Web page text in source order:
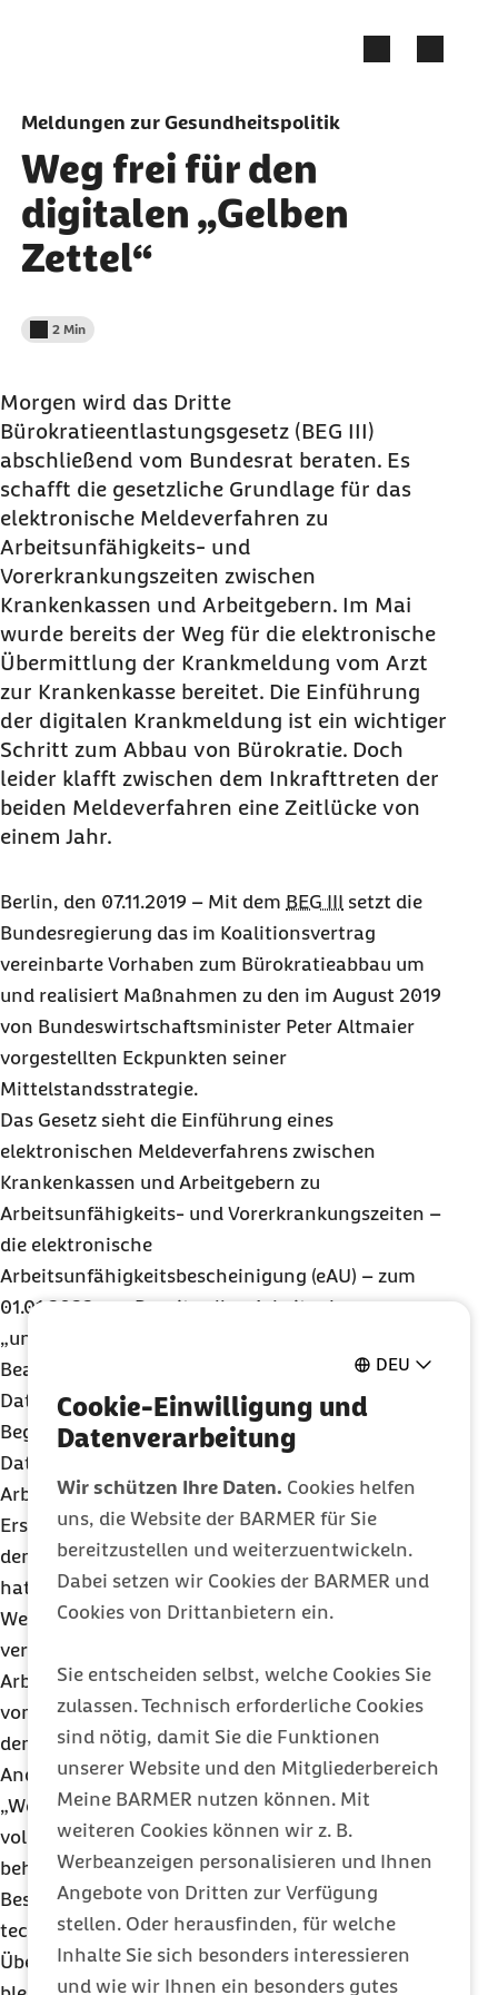
DEU
Cookie-Einwilligung und
Datenverarbeitung
Wir schützen Ihre Daten. Cookies helfen
uns, die Website der BARMER für Sie
bereitzustellen und weiterzuentwickeln.
Dabei setzen wir Cookies der BARMER und
Cookies von Drittanbietern ein.
Sie entscheiden selbst, welche Cookies Sie
zulassen. Technisch erforderliche Cookies
sind nötig, damit Sie die Funktionen
unserer Website und den Mitgliederbereich
Meine BARMER nutzen können. Mit
weiteren Cookies können wir z. B.
Werbeanzeigen personalisieren und Ihnen
Angebote von Dritten zur Verfügung
stellen. Oder herausfinden, für welche
Inhalte Sie sich besonders interessieren
und wie wir Ihnen ein besonders gutes
Meldungen zur Gesundheitspolitik
Weg frei für den
digitalen „Gelben
Zettel“
Lesedauer weniger als
2 Min
Morgen wird das Dritte
Bürokratieentlastungsgesetz (BEG III)
abschließend vom Bundesrat beraten. Es
schafft die gesetzliche Grundlage für das
elektronische Meldeverfahren zu
Arbeitsunfähigkeits- und
Vorerkrankungszeiten zwischen
Krankenkassen und Arbeitgebern. Im Mai
wurde bereits der Weg für die elektronische
Übermittlung der Krankmeldung vom Arzt
zur Krankenkasse bereitet. Die Einführung
der digitalen Krankmeldung ist ein wichtiger
Schritt zum Abbau von Bürokratie. Doch
leider klafft zwischen dem Inkrafttreten der
beiden Meldeverfahren eine Zeitlücke von
einem Jahr.
Berlin, den 07.11.2019 – Mit dem BEG III setzt die
Bundesregierung das im Koalitionsvertrag
vereinbarte Vorhaben zum Bürokratieabbau um
und realisiert Maßnahmen zu den im August 2019
von Bundeswirtschaftsminister Peter Altmaier
vorgestellten Eckpunkten seiner
Mittelstandsstrategie.
Das Gesetz sieht die Einführung eines
elektronischen Meldeverfahrens zwischen
Krankenkassen und Arbeitgebern zu
Arbeitsunfähigkeits- und Vorerkrankungszeiten –
die elektronische
Arbeitsunfähigkeitsbescheinigung (eAU) – zum
01.01.2022 vor. Damit sollen Arbeitnehmer vom
„unzeitgemäßen“ manuellen
Bearbeitungsaufwand entlastet werden. Die
Datenmeldung wird den Namen des Beschäftigten,
Beginn und Ende der Arbeitsunfähigkeit, das
Datum der ärztlichen Feststellung der
Arbeitsunfähigkeit sowie die Kennzeichnung als
Erst- oder Folgemeldung umfassen. Bereits mit
dem Terminservice- und Versorgungsgesetz (TSVG)
hatte Bundesgesundheitsminister Jens Spahn die
Weichen gestellt für die einheitliche und
verbindliche elektronische Übermittlung der
Arbeitsunfähigkeits- und Vorerkrankungszeiten
vom behandelnden Arzt an die Krankenkasse ab
dem 01.01.2021.
Anders noch als im Referentenentwurf erfolgt der
„Wegfall der gelben Zettel“ jedoch nicht
vollständig: So erhalten Arbeitnehmer vom
behandelnden Arzt auch weiterhin eine
Bestätigung über dieAU-Feststellung. Sollte es zu
technischen Problemen bei der Anforderung oder
Übermittlung der elektronischen Daten kommen,